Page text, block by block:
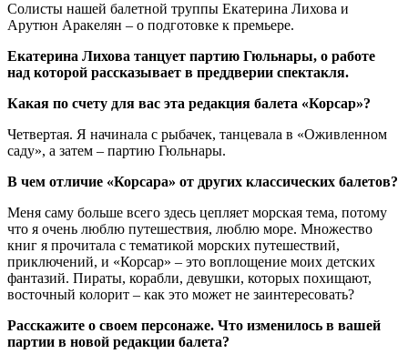
Солисты нашей балетной труппы Екатерина Лихова и
Арутюн Аракелян ‒ о подготовке к премьере.
Екатерина Лихова танцует партию Гюльнары, о работе
над которой рассказывает в преддверии спектакля.
Какая по счету для вас эта редакция балета «Корсар»?
Четвертая. Я начинала с рыбачек, танцевала в «Оживленном
саду», а затем ‒ партию Гюльнары.
В чем отличие «Корсара» от других классических балетов?
Меня саму больше всего здесь цепляет морская тема, потому
что я очень люблю путешествия, люблю море. Множество
книг я прочитала с тематикой морских путешествий,
приключений, и «Корсар» ‒ это воплощение моих детских
фантазий. Пираты, корабли, девушки, которых похищают,
восточный колорит ‒ как это может не заинтересовать?
Расскажите о своем персонаже. Что изменилось в вашей
партии в новой редакции балета?